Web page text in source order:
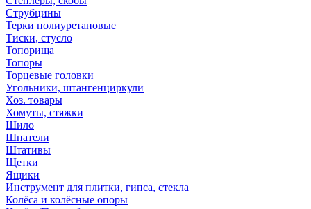
Струбцины
Терки полиуретановые
Тиски, стусло
Топорища
Топоры
Торцевые головки
Угольники, штангенциркули
Хоз. товары
Хомуты, стяжки
Шило
Шпатели
Штативы
Щетки
Ящики
Инструмент для плитки, гипса, стекла
Колёса и колёсные опоры